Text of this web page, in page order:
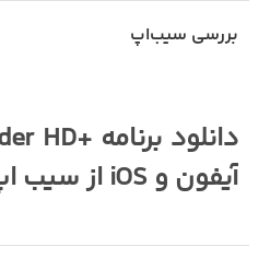
است که به شما اجازه می‌دهد تا
۶۰ میلیون کاربر، را می‌توان
بررسی سیب‌اپ
آیفون و iOS از سیب اپ